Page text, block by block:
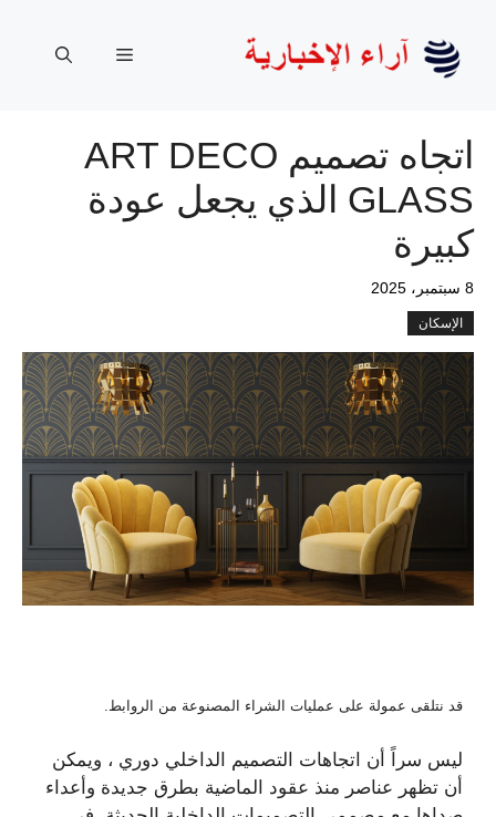
المحتوى
القائمة
اتجاه تصميم ART DECO
GLASS الذي يجعل عودة
كبيرة
8 سبتمبر، 2025
الإسكان
قد نتلقى عمولة على عمليات الشراء المصنوعة من الروابط.
ليس سراً أن اتجاهات التصميم الداخلي دوري ، ويمكن
أن تظهر عناصر منذ عقود الماضية بطرق جديدة وأعداء